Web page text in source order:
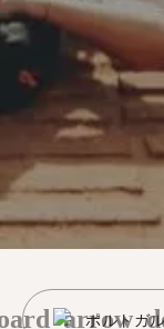
ポルトガ